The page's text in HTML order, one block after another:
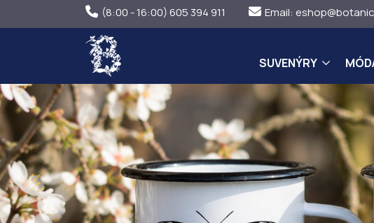
(8:00 - 16:00) 605 394 911 Email:
SUVENÝRY